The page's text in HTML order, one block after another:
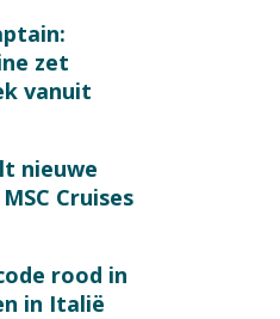
zet
vanuit
nieuwe
Cruises
rood in
in Italië